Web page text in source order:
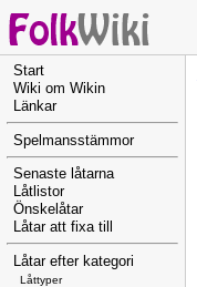
Start
Wiki om Wikin
Länkar
Spelmansstämmor
Senaste låtarna
Låtlistor
Önskelåtar
Låtar att fixa till
Låtar efter kategori
Låttyper